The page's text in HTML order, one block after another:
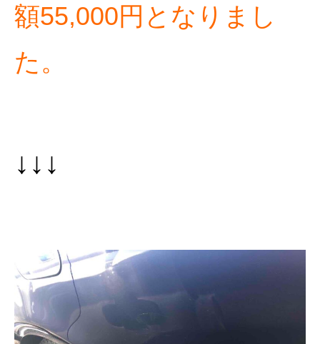
額55,000円となりまし
た。
↓↓↓